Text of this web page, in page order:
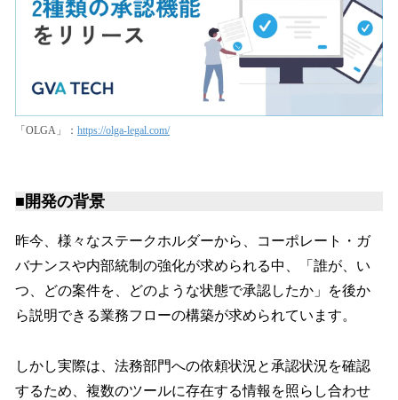
「OLGA」： https://olga-legal.com/
■開発の背景
昨今、様々なステークホルダーから、コーポレート・ガ
バナンスや内部統制の強化が求められる中、「誰が、い
つ、どの案件を、どのような状態で承認したか」を後か
ら説明できる業務フローの構築が求められています。
しかし実際は、法務部門への依頼状況と承認状況を確認
するため、複数のツールに存在する情報を照らし合わせ